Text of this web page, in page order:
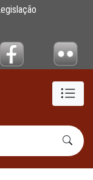
projetos